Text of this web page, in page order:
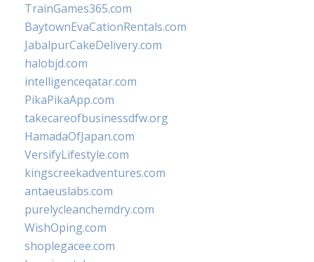
TrainGames365.com
BaytownEvaCationRentals.com
JabalpurCakeDelivery.com
halobjd.com
intelligenceqatar.com
PikaPikaApp.com
takecareofbusinessdfw.org
HamadaOfJapan.com
VersifyLifestyle.com
kingscreekadventures.com
antaeuslabs.com
purelycleanchemdry.com
WishOping.com
shoplegacee.com